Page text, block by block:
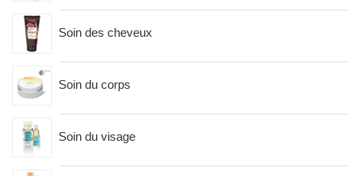
Soin des cheveux
Soin du corps
Soin du visage